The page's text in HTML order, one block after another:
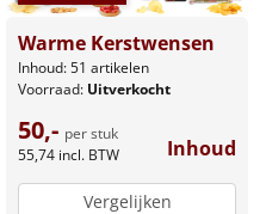
Warme Kerstwensen
Inhoud: 51 artikelen
Voorraad: Uitverkocht
50,- per stuk
55,74 incl. BTW Inhoud
Vergelijken